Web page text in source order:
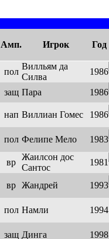
Амп. Игрок Год
пол
Вилльям да
Силва
1986
защ Пара 1986
нап Виллиан Гомес 1986
пол Фелипе Мело 1983
вр
Жаилсон дос
Сантос
1981
вр Жандрей 1993
пол Намли 1994
защ Динга 1998